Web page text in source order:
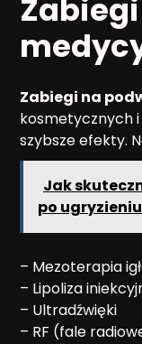
Zabiegi na
kosmetycznych
szybsze efekty.
Jak
po
– Mezoterapia
– Lipoliza
– Ultradźwięki
– RF (fale